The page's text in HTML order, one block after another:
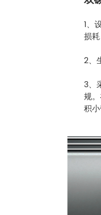
1、
损
2、
3、
规
积